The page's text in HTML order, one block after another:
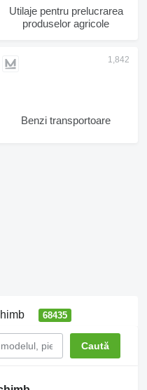
Utilaje pentru prelucrarea
produselor agricole
Benzi transportoare
68435